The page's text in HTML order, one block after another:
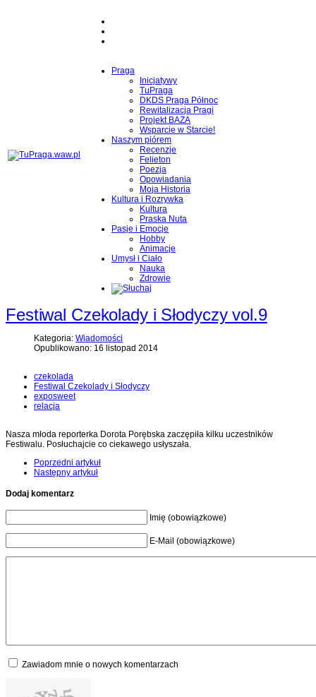
Praga
Inicjatywy
TuPraga
DKDS Praga Północ
Rewitalizacja Pragi
Projekt BAZA
Wsparcie w Starcie!
Naszym piórem
Recenzje
Felieton
Poezja
Opowiadania
Moja Historia
Kultura i Rozrywka
Kultura
Praska Nuta
Pasje i Emocje
Hobby
Animacje
Umysł i Ciało
Nauka
Zdrowie
Festiwal Czekolady i Słodyczy vol.9
Kategoria: Wiadomości
Opublikowano: 16 listopad 2014
czekolada
Festiwal Czekolady i Słodyczy
exposweet
relacja
Nasza młoda reporterka Dorota Porębska zaczępiła kilku uczestników
Festiwalu. Posłuchajcie co ciekawego usłyszała.
Poprzedni artykuł
Następny artykuł
Dodaj komentarz
Imię (obowiązkowe)
E-Mail (obowiązkowe)
Zawiadom mnie o nowych komentarzach